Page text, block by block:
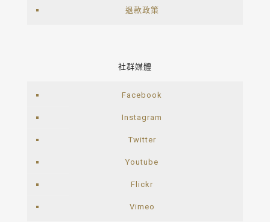
退款政策
社群媒體
Facebook
Instagram
Twitter
Youtube
Flickr
Vimeo